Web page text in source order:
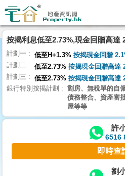
代
理
主
頁
搵
樓/
交
業
主
按揭利息低至2.73%,現金回贈高達
計劃一 低至H+1.3% 按揭現金回贈
計劃二 低至2.73% 按揭現金回贈高達
計劃三 低至2.73% 按揭現金回贈高達
銀行特別按揭計劃
劏房、無稅單的自
債務整合、資產審
屋等等
許
6516
即時查
劉